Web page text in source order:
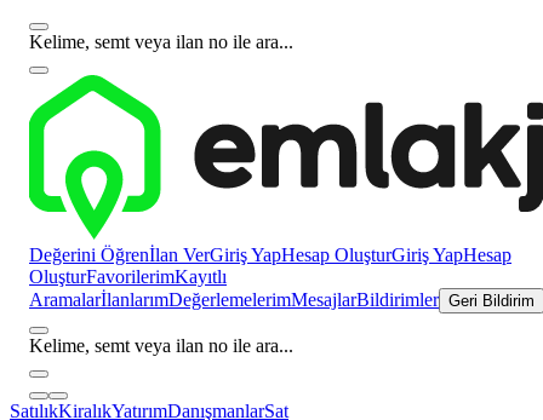
Kelime, semt veya ilan no ile ara...
Değerini Öğrenİlan VerGiriş YapHesap OluşturGiriş YapHesap
OluşturFavorilerimKayıtlı
AramalarİlanlarımDeğerlemelerimMesajlarBildirimler Geri Bildirim
Kelime, semt veya ilan no ile ara...
SatılıkKiralıkYatırımDanışmanlarSat